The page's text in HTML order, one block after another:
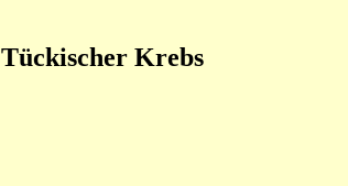
Tückischer Krebs